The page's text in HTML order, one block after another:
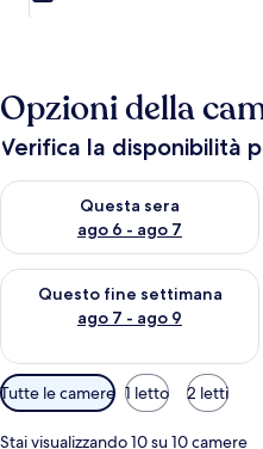
Opzioni della
Verifica la disponibilità
Questa sera
ago 6 - ago 7
Verifica la disponibilità per
Questo fine settimana
ago 7 - ago 9
Verifica la disponibilità per
Filtri
disponibili
per
Tutte le camere 1 letto 2 letti
Stai visualizzando 10 su 10 camere